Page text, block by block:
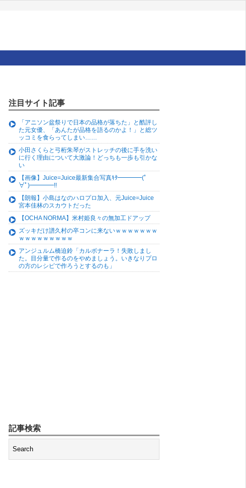
注目サイト記事
「アニソン盆祭りで日本の品格が落ちた」と酷評し
た元女優、「あんたが品格を語るのかよ！」と総ツ
ッコミを食らってしまい……
小田さくらと弓桁朱琴がストレッチの後に手を洗い
に行く理由について大激論！どっちも一歩も引かな
い
【画像】Juice=Juice最新集合写真ｷﾀ━━━━(ﾟ
∀ﾟ)━━━━!!
【朗報】小島はなのハロプロ加入、元Juice=Juice
宮本佳林のスカウトだった
【OCHA NORMA】米村姫良々の無加工ドアップ
ズッキだけ譜久村の卒コンに来ないｗｗｗｗｗｗｗ
ｗｗｗｗｗｗｗｗｗ
アンジュルム橋迫鈴「カルボナーラ！失敗しまし
た。目分量で作るのをやめましょう。いきなりプロ
の方のレシピで作ろうとするのも」
記事検索